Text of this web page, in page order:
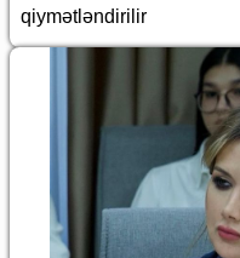
qiymətləndirilir